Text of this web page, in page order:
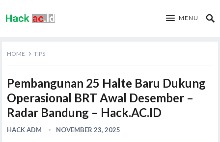
MENU
HOME TIPS
Pembangunan 25 Halte Baru Dukung
Operasional BRT Awal Desember –
Radar Bandung – Hack.AC.ID
HACK ADM NOVEMBER 23, 2025